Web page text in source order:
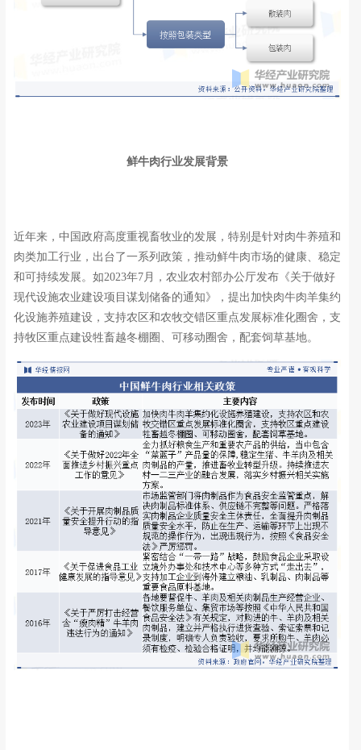
鲜牛肉行业发展背景
近年来，中国政府高度重视畜牧业的发展，特别是针对肉牛养殖和
肉类加工行业，出台了一系列政策，推动鲜牛肉市场的健康、稳定
和可持续发展。如2023年7月，农业农村部办公厅发布《关于做好
现代设施农业建设项目谋划储备的通知》，提出加快肉牛肉羊集约
化设施养殖建设，支持农区和农牧交错区重点发展标准化圈舍，支
持牧区重点建设牲畜越冬棚圈、可移动圈舍，配套饲草基地。